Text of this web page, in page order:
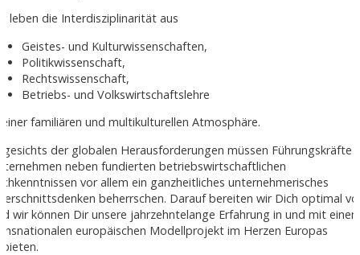
leben die Interdisziplinarität aus
Geistes- und Kulturwissenschaften,
Politikwissenschaft,
Rechtswissenschaft,
Betriebs- und Volkswirtschaftslehre
familiären und multikulturellen Atmosphäre.
der globalen Herausforderungen müssen Führungskräfte
neben fundierten betriebswirtschaftlichen
vor allem ein ganzheitliches unternehmerisches
beherrschen. Darauf bereiten wir Dich optimal
wir können Dir unsere jahrzehntelange Erfahrung in und mit
europäischen Modellprojekt im Herzen Europas